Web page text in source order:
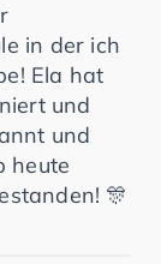
in der ich
Ela hat
und
und
heute
🎊